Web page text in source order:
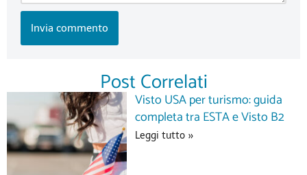
Post Correlati
Visto USA per turismo: guida
completa tra ESTA e Visto B2
Leggi tutto »